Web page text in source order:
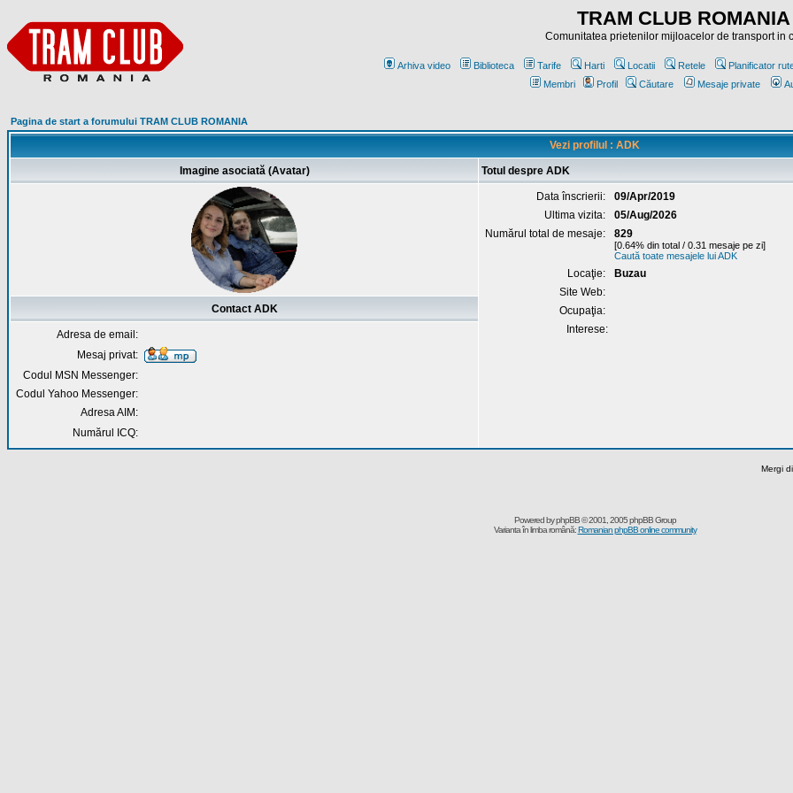
TRAM CLUB ROMANIA
Comunitatea prietenilor mijloacelor de transport in
Arhiva video Biblioteca Tarife Harti Locatii Retele Planificator
Membri
Profil Căutare Mesaje private
Pagina de start a forumului TRAM CLUB ROMANIA
Vezi profilul : ADK
Imagine asociată (Avatar) Totul despre ADK
Data înscrierii:
09/Apr/2019
Ultima vizita:
05/Aug/2026
Numărul total de mesaje:
829
[0.64% din total / 0.31 mesaje pe zi]
Caută toate mesajele lui ADK
Locaţie:
Buzau
Site Web:
Ocupaţia:
Interese:
Contact ADK
Adresa de email:
Mesaj privat:
Codul MSN Messenger:
Codul Yahoo Messenger:
Adresa AIM:
Numărul ICQ:
Mergi
Powered byphpBB© 2001, 2005 phpBB Group
Varianta în limba română:Romanian phpBB online community